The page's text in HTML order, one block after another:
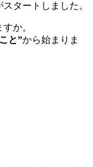
タートしました。
か。
と”から始まりま